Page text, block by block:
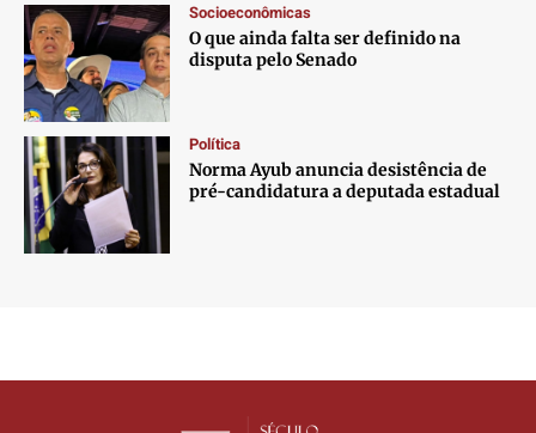
Socioeconômicas
O que ainda falta ser definido na
disputa pelo Senado
Política
Norma Ayub anuncia desistência de
pré-candidatura a deputada estadual